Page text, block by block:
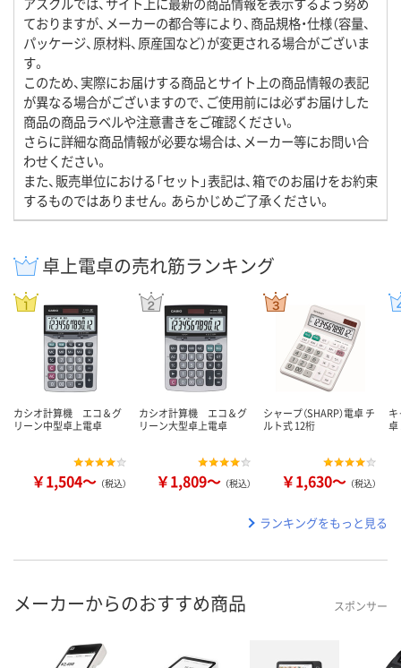
ておりますが、メーカーの都合等により、商品規格・仕様（容量、
パッケージ、原材料、原産国など）が変更される場合がございま
す。
このため、実際にお届けする商品とサイト上の商品情報の表記
が異なる場合がございますので、ご使用前には必ずお届けした
商品の商品ラベルや注意書きをご確認ください。
さらに詳細な商品情報が必要な場合は、メーカー等にお問い合
わせください。
また、販売単位における「セット」表記は、箱でのお届けをお約束
するものではありません。あらかじめご了承ください。
卓上電卓の売れ筋ランキング
カシオ計算機 エコ＆グ
リーン中型卓上電卓
￥1,504～ （税込）
カシオ計算機 エコ＆グ
リーン大型卓上電卓
￥1,809～ （税込）
シャープ（SHARP）電卓 チ
ルト式 12桁
￥1,630～ （税込）
キ
卓
ランキングをもっと見る
メーカーからのおすすめ商品 スポンサー